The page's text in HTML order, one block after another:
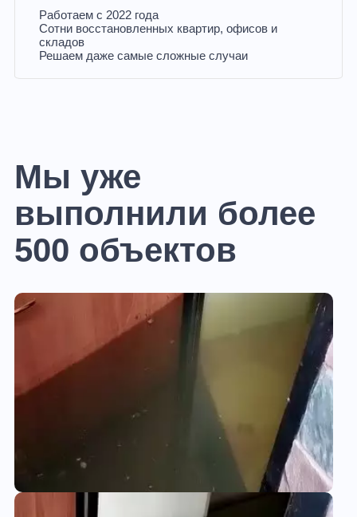
Работаем с 2022 года
Сотни восстановленных квартир, офисов и
складов
Решаем даже самые сложные случаи
Мы уже
выполнили более
500 объектов